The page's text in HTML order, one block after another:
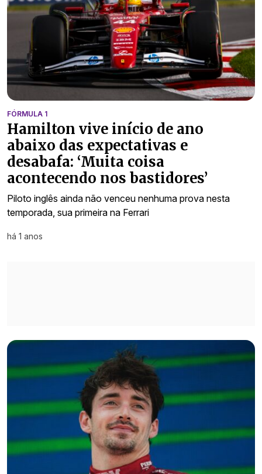
FÓRMULA 1
Hamilton vive início de ano
abaixo das expectativas e
desabafa: ‘Muita coisa
acontecendo nos bastidores’
Piloto inglês ainda não venceu nenhuma prova nesta
temporada, sua primeira na Ferrari
há 1 anos